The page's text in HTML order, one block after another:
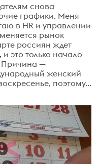
снова
графики. Меня
в HR и управлении
рынок
россиян ждет
это только начало
Причина —
женский
поэтому...